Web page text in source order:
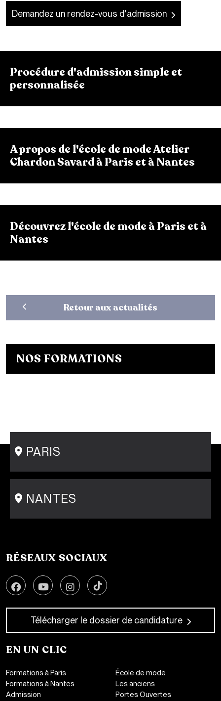
Demandez un rendez-vous d'admission
Procédure d'admission simple et
personnalisée
A propos de l'école de mode Atelier
Chardon Savard à Paris et à Nantes
Découvrez l'école de mode à Paris et à
Nantes
Retour aux actualités
NOS FORMATIONS
Bachelor Designer de mode
PARIS
15 rue Gambey - 75011
+33 1 86 47 29 92
NANTES
31-33 rue Saint Léonard
RÉSEAUX SOCIAUX
Télécharger le dossier de candidature
EN UN CLIC
Formations à Paris
Formations à Nantes
Admission
École de mode
Les anciens
Portes Ouvertes